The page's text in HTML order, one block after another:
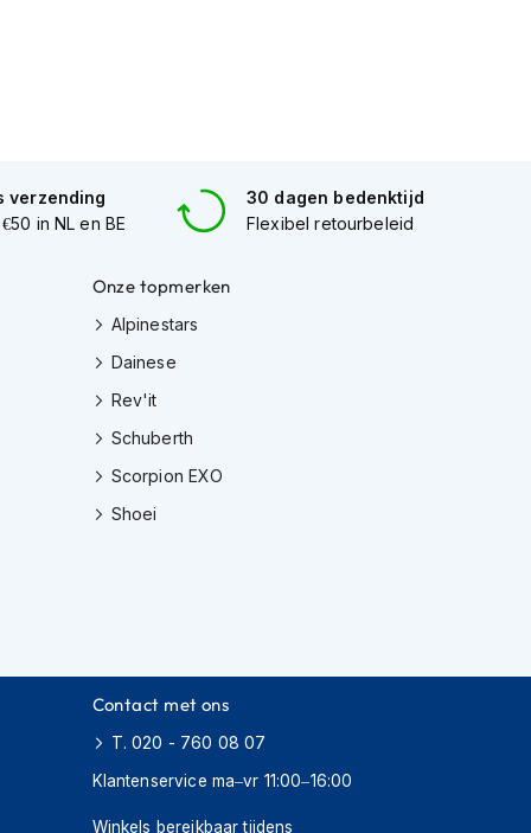
verzending
in NL en BE
30 dagen bedenktijd
Flexibel retourbeleid
Onze topmerken
Alpinestars
Dainese
Rev'it
Schuberth
Scorpion EXO
Shoei
Contact met ons
T. 020 - 760 08 07
Klantenservice ma–vr 11:00–16:00
Winkels bereikbaar tijdens